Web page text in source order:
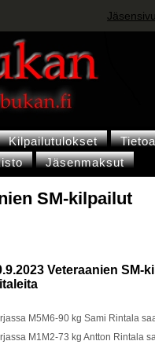
Kilpailutulokset
Jäsenmaksut
SM-kilpailut
Veteraanien SM-
M5M6-90 kg Sami Rintala
M1M2-73 kg Antton Rintala